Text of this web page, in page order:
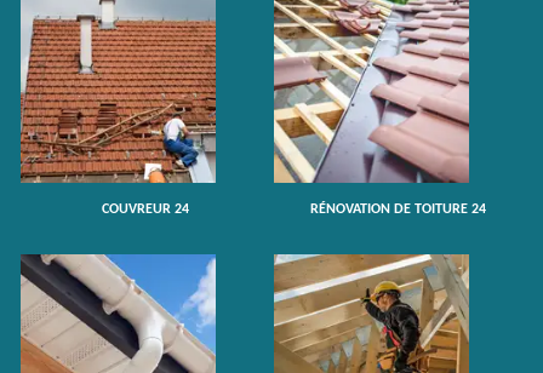
COUVREUR 24 RÉNOVATION DE TOITURE 24